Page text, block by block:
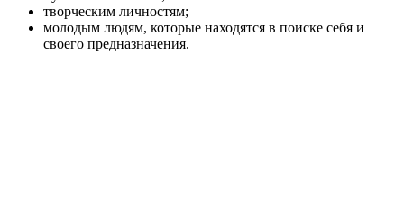
творческим личностям;
молодым людям, которые находятся в поиске себя и
своего предназначения.